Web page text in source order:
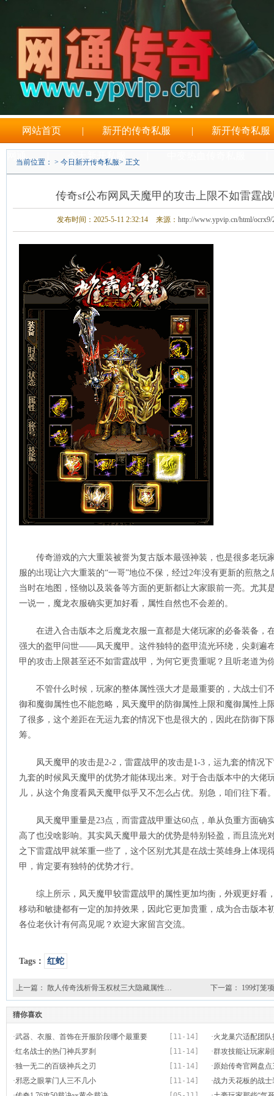
网站首页 | 新开的传奇私服 | 新开传奇私服
当前位置： > 今日新开传奇私服> 正文
传奇sf公布网凤天魔甲的攻击上限不如雷霆
发布时间：2025-5-11 2:32:14 来源： http://www.ypvip.cn/html/ocrx9/
传奇游戏的六大重装被誉为复古版本最强神装，也是很多老玩
服的出现让六大重装的“一哥”地位不保，经过2年没有更新的煎熬
当时在地图，怪物以及装备等方面的更新都让大家眼前一亮。尤其
一说一，魔龙衣服确实更加好看，属性自然也不会差的。
在进入合击版本之后魔龙衣服一直都是大佬玩家的必备装备，
强大的盔甲问世——凤天魔甲。这件独特的盔甲流光环绕，尖刺遍
甲的攻击上限甚至还不如雷霆战甲，为何它更贵重呢？且听老道为
不管什么时候，玩家的整体属性强大才是最重要的，大战士们
御和魔御属性也不能忽略，凤天魔甲的防御属性上限和魔御属性上
了很多，这个差距在无运九套的情况下也是很大的，因此在防御下
筹。
凤天魔甲的攻击是2-2，雷霆战甲的攻击是1-3，运九套的情况
九套的时候凤天魔甲的优势才能体现出来。对于合击版本中的大佬
儿，从这个角度看凤天魔甲似乎又不怎么占优。别急，咱们往下看
凤天魔甲重量是23点，而雷霆战甲重达60点，单从负重方面确
高了也没啥影响。其实凤天魔甲最大的优势是特别轻盈，而且流光
之下雷霆战甲就笨重一些了，这个区别尤其是在战士英雄身上体现
甲，肯定要有独特的优势才行。
综上所示，凤天魔甲较雷霆战甲的属性更加均衡，外观更好看
移动和敏捷都有一定的加持效果，因此它更加贵重，成为合击版本
各位老伙计有何高见呢？欢迎大家留言交流。
Tags： 红蛇
上一篇： 散人传奇浅析骨玉权杖三大隐藏属性… 下一篇： 199灯笼
猜你喜欢
[11-14]
·武器、衣服、首饰在开服阶段哪个最重要 ·火龙巢穴适配团
玛法地图故事
[11-14]
·红名战士的热门神兵罗刹 ·群攻技能让玩家
[11-14]
·独一无二的百级神兵之刃 ·原始传奇官网盘
运项链小虾米的最
[11-14]
·邪恶之眼掌门人三不几小 ·战力天花板的战士